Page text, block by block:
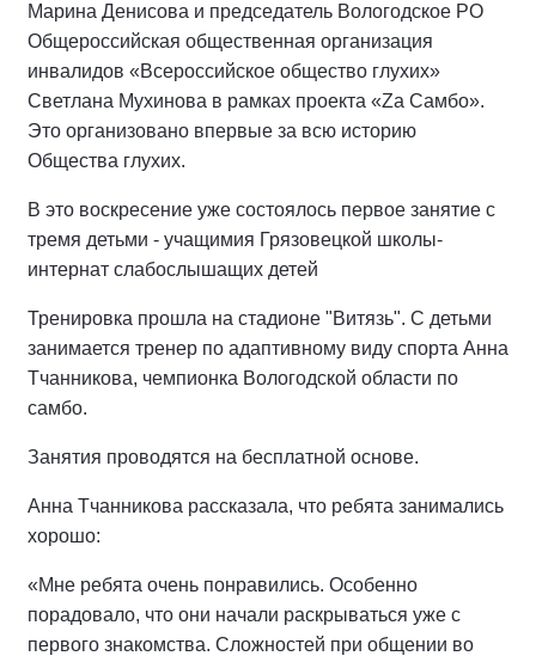
Марина Денисова и председатель Вологодское РО
Общероссийская общественная организация
инвалидов «Всероссийское общество глухих»
Светлана Мухинова в рамках проекта «Zа Самбо».
Это организовано впервые за всю историю
Общества глухих.
В это воскресение уже состоялось первое занятие с
тремя детьми - учащимия Грязовецкой школы-
интернат слабослышащих детей
Тренировка прошла на стадионе "Витязь". С детьми
занимается тренер по адаптивному виду спорта Анна
Тчанникова, чемпионка Вологодской области по
самбо.
Занятия проводятся на бесплатной основе.
Анна Тчанникова рассказала, что ребята занимались
хорошо:
«Мне ребята очень понравились. Особенно
порадовало, что они начали раскрываться уже с
первого знакомства. Сложностей при общении во